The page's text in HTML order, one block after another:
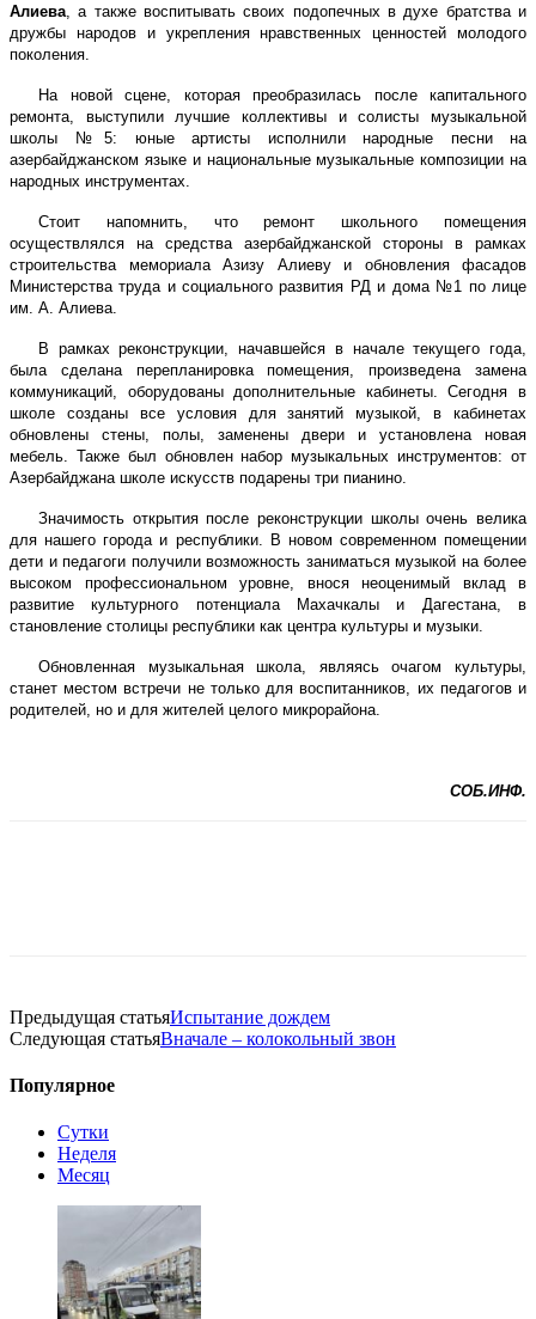
Алиева , а также воспитывать своих подопечных в духе братства и
дружбы народов и укрепления нравственных ценностей молодого
поколения.
На новой сцене, которая преобразилась после капитального
ремонта, выступили лучшие коллективы и солисты музыкальной
школы №5: юные артисты исполнили народные песни на
азербайджанском языке и национальные музыкальные композиции на
народных инструментах.
Стоит напомнить, что ремонт школьного помещения
осуществлялся на средства азербайджанской стороны в рамках
строительства мемориала Азизу Алиеву и обновления фасадов
Министерства труда и социального развития РД и дома №1 по лице
им. А. Алиева.
В рамках реконструкции, начавшейся в начале текущего года,
была сделана перепланировка помещения, произведена замена
коммуникаций, оборудованы дополнительные кабинеты. Сегодня в
школе созданы все условия для занятий музыкой, в кабинетах
обновлены стены, полы, заменены двери и установлена новая
мебель. Также был обновлен набор музыкальных инструментов: от
Азербайджана школе искусств подарены три пианино.
Значимость открытия после реконструкции школы очень велика
для нашего города и республики. В новом современном помещении
дети и педагоги получили возможность заниматься музыкой на более
высоком профессиональном уровне, внося неоценимый вклад в
развитие культурного потенциала Махачкалы и Дагестана, в
становление столицы республики как центра культуры и музыки.
Обновленная музыкальная школа, являясь очагом культуры,
станет местом встречи не только для воспитанников, их педагогов и
родителей, но и для жителей целого микрорайона.
СОБ.ИНФ.
Предыдущая статьяИспытание дождем
Следующая статьяВначале – колокольный звон
Популярное
Сутки
Неделя
Месяц